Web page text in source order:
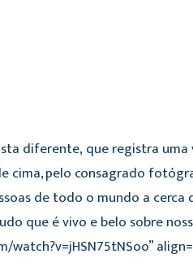
diferente, que registra uma
cima, pelo consagrado
de todo o mundo a
que é vivo e belo sobre